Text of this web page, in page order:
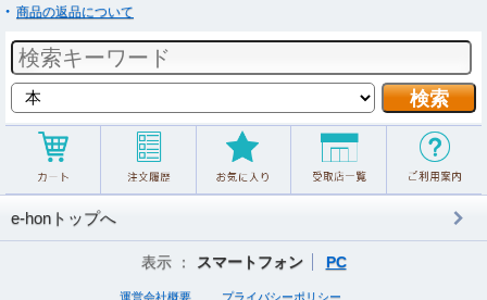
商品の返品について
e-honトップへ
表示 ： スマートフォン PC
運営会社概要 プライバシーポリシー